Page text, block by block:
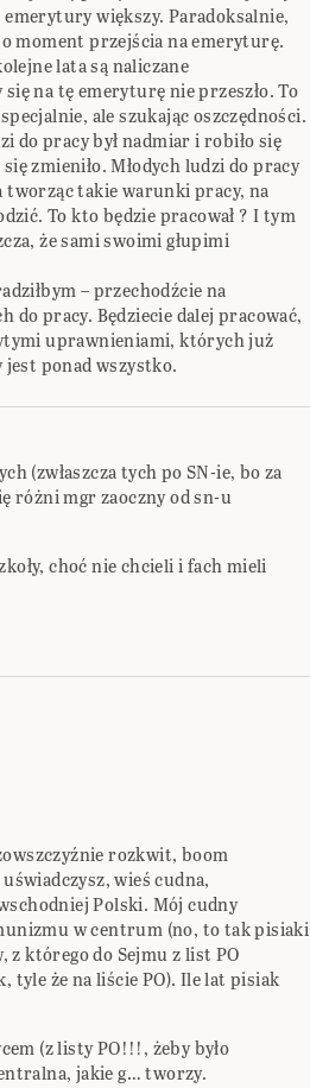
większy. Paradoksalnie,
moment przejścia na emeryturę.
lata są naliczane
na tę emeryturę nie przeszło. To
ale szukając oszczędności.
do pracy był nadmiar i robiło się
zmieniło. Młodych ludzi do pracy
tworząc takie warunki pracy, na
To kto będzie pracował ? I tym
że sami swoimi głupimi
– przechodźcie na
do pracy. Będziecie dalej pracować,
uprawnieniami, których już
ponad wszystko.
(zwłaszcza tych po SN-ie, bo za
różni mgr zaoczny od sn-u
choć nie chcieli i fach mieli
rozkwit, boom
wieś cudna,
Polski. Mój cudny
w centrum (no, to tak pisiaki
z którego do Sejmu z list PO
tyle że na liście PO). Ile lat pisiak
(z listy PO!!!, żeby było
jakie g… tworzy.